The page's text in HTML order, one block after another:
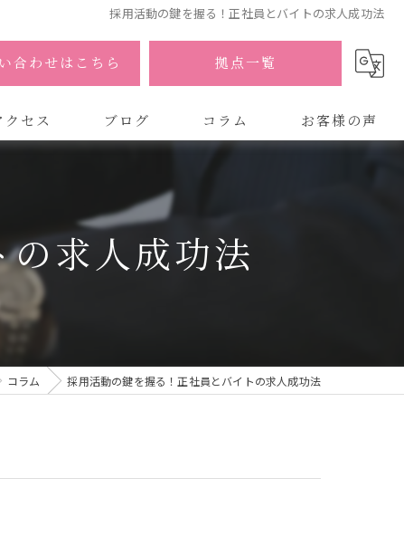
採用活動の鍵を握る！正社員とバイトの求人成功法
合わせはこちら 拠点一覧
クセス
式会社AOA 東京 渋谷オフィス
会社AOA 南森町オフィス
ブログ コラム お客様の声
求人成功法
コラム 採用活動の鍵を握る！正社員とバイトの求人成功法